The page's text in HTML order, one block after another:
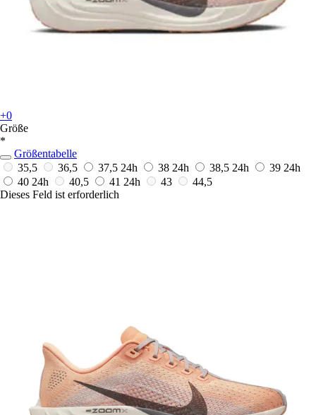
+0
Größe
*
Größentabelle
35,5
36,5 37,5 24h 38 24h 38,5 24h 39 24h
40 24h 40,5 41 24h 43
44,5
Dieses Feld ist erforderlich